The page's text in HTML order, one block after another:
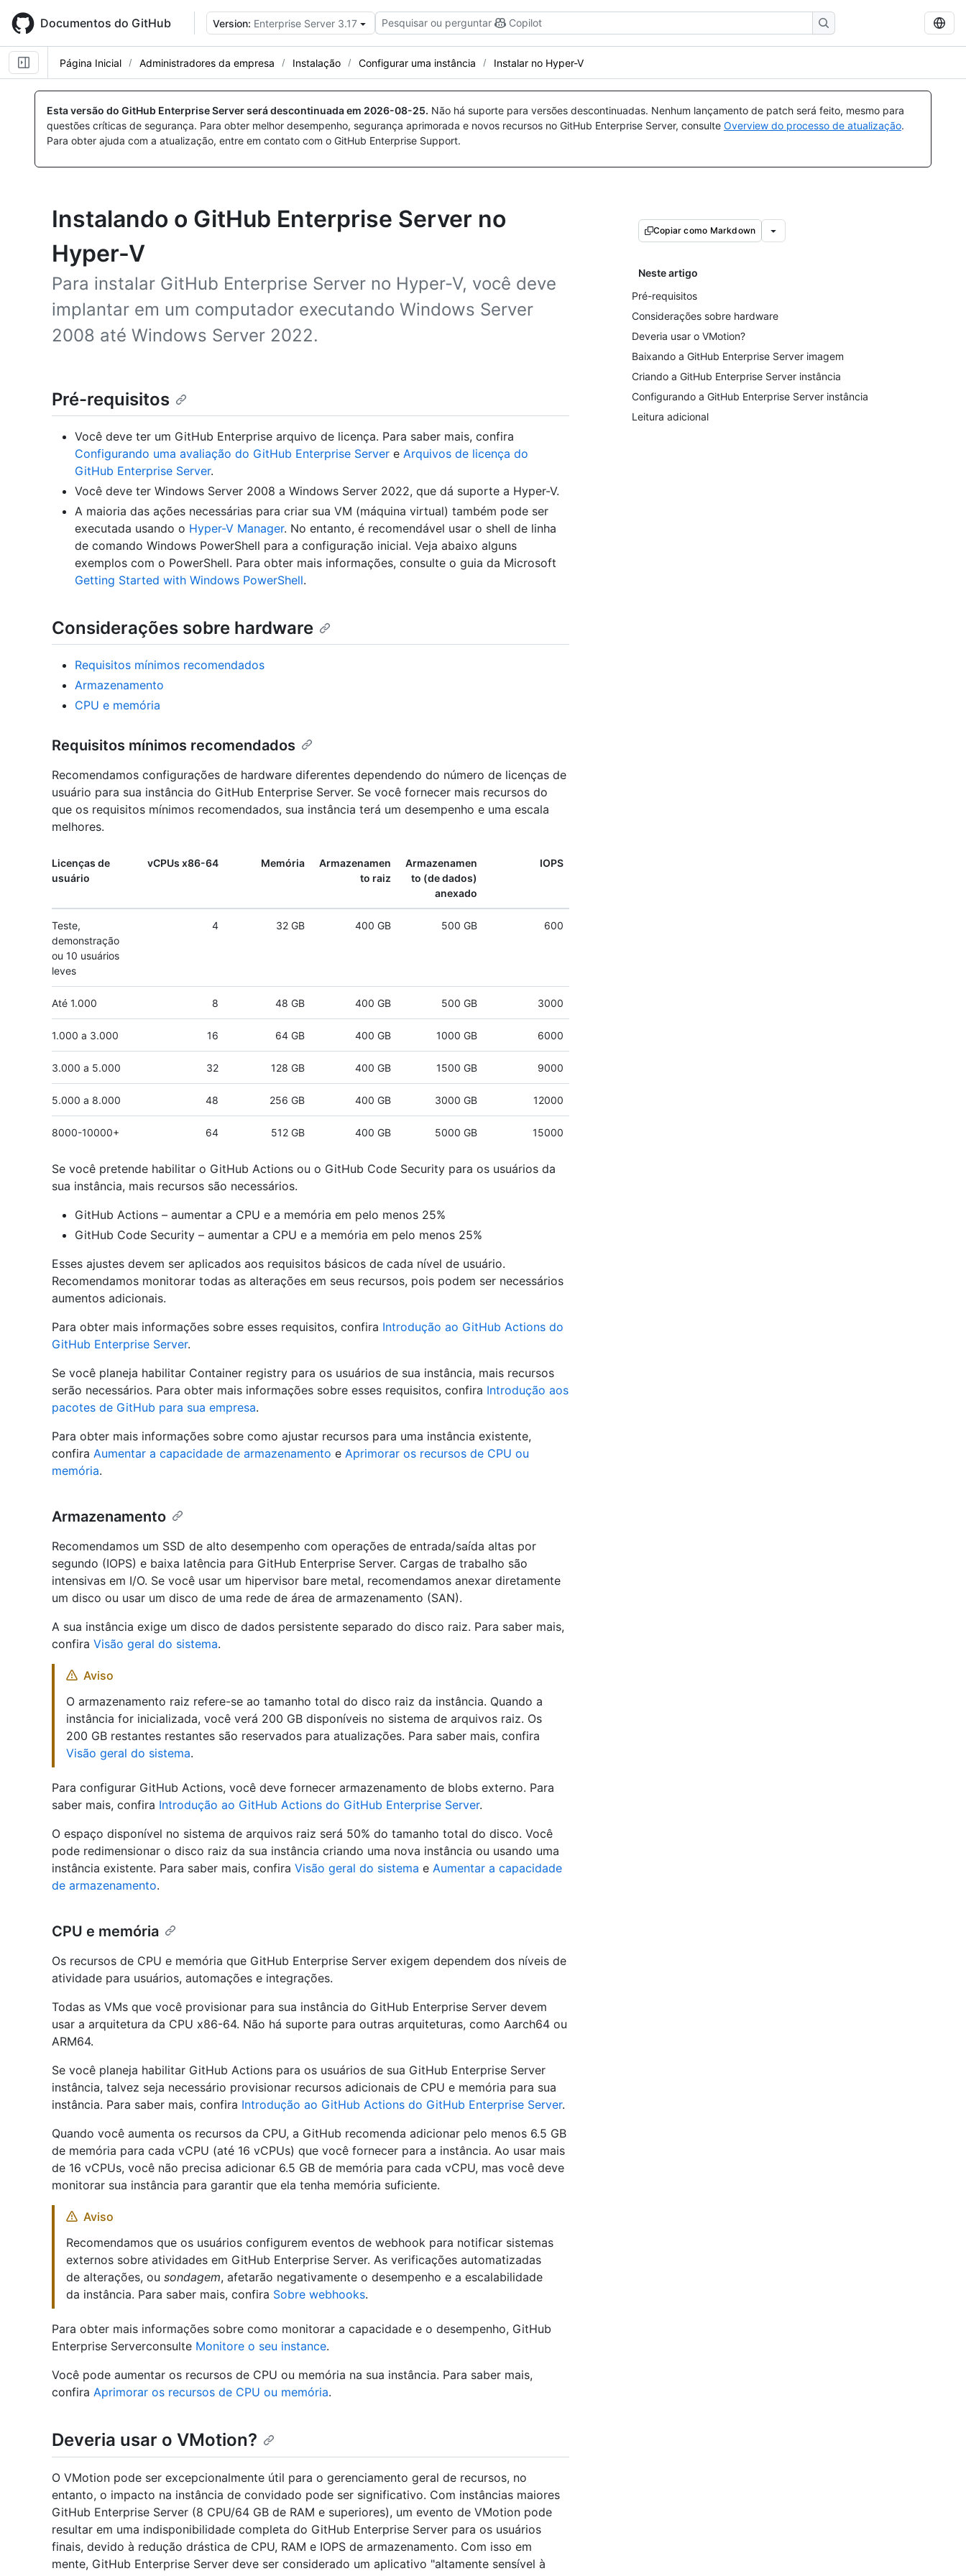
main
content
Documentos do GitHub Version: Enterprise Server 3.17 Pesquisar ou perguntar Copilot
Página Inicial Administradores da empresa Instalação Configurar uma instância Instalar no Hyper-V
Esta versão do GitHub Enterprise Server será descontinuada em 2026-08-25. Não há suporte para versões descontinuadas. Nenhum lançamento de patch será feito, mesmo para
questões críticas de segurança. Para obter melhor desempenho, segurança aprimorada e novos recursos no GitHub Enterprise Server, consulte Overview do processo de atualização.
Para obter ajuda com a atualização, entre em contato com o GitHub Enterprise Support.
Instalando o GitHub Enterprise Server no
Hyper-V
Para instalar GitHub Enterprise Server no Hyper-V, você deve
implantar em um computador executando Windows Server
2008 até Windows Server 2022.
Copiar como Markdown
Neste artigo
Pré-requisitos
Considerações sobre hardware
Deveria usar o VMotion?
Baixando a GitHub Enterprise Server imagem
Criando a GitHub Enterprise Server instância
Configurando a GitHub Enterprise Server instância
Leitura adicional
Pré-requisitos
Você deve ter um GitHub Enterprise arquivo de licença. Para saber mais, confira
Configurando uma avaliação do GitHub Enterprise Server e Arquivos de licença do
GitHub Enterprise Server.
Você deve ter Windows Server 2008 a Windows Server 2022, que dá suporte a Hyper-V.
A maioria das ações necessárias para criar sua VM (máquina virtual) também pode ser
executada usando o Hyper-V Manager. No entanto, é recomendável usar o shell de linha
de comando Windows PowerShell para a configuração inicial. Veja abaixo alguns
exemplos com o PowerShell. Para obter mais informações, consulte o guia da Microsoft
Getting Started with Windows PowerShell.
Considerações sobre hardware
Requisitos mínimos recomendados
Armazenamento
CPU e memória
Requisitos mínimos recomendados
Recomendamos configurações de hardware diferentes dependendo do número de licenças de
usuário para sua instância do GitHub Enterprise Server. Se você fornecer mais recursos do
que os requisitos mínimos recomendados, sua instância terá um desempenho e uma escala
melhores.
Licenças de
usuário
vCPUs x86-64 Memória
Armazenamen
to raiz
Armazenamen
to (de dados)
anexado
IOPS
Teste,
demonstração
ou 10 usuários
leves
4 32 GB 400 GB 500 GB 600
Até 1.000 8 48 GB 400 GB 500 GB 3000
1.000 a 3.000 16 64 GB 400 GB 1000 GB 6000
3.000 a 5.000 32 128 GB 400 GB 1500 GB 9000
5.000 a 8.000 48 256 GB 400 GB 3000 GB 12000
8000-10000+ 64 512 GB 400 GB 5000 GB 15000
Se você pretende habilitar o GitHub Actions ou o GitHub Code Security para os usuários da
sua instância, mais recursos são necessários.
GitHub Actions – aumentar a CPU e a memória em pelo menos 25%
GitHub Code Security – aumentar a CPU e a memória em pelo menos 25%
Esses ajustes devem ser aplicados aos requisitos básicos de cada nível de usuário.
Recomendamos monitorar todas as alterações em seus recursos, pois podem ser necessários
aumentos adicionais.
Para obter mais informações sobre esses requisitos, confira Introdução ao GitHub Actions do
GitHub Enterprise Server.
Se você planeja habilitar Container registry para os usuários de sua instância, mais recursos
serão necessários. Para obter mais informações sobre esses requisitos, confira Introdução aos
pacotes de GitHub para sua empresa.
Para obter mais informações sobre como ajustar recursos para uma instância existente,
confira Aumentar a capacidade de armazenamento e Aprimorar os recursos de CPU ou
memória.
Armazenamento
Recomendamos um SSD de alto desempenho com operações de entrada/saída altas por
segundo (IOPS) e baixa latência para GitHub Enterprise Server. Cargas de trabalho são
intensivas em I/O. Se você usar um hipervisor bare metal, recomendamos anexar diretamente
um disco ou usar um disco de uma rede de área de armazenamento (SAN).
A sua instância exige um disco de dados persistente separado do disco raiz. Para saber mais,
confira Visão geral do sistema.
Aviso
O armazenamento raiz refere-se ao tamanho total do disco raiz da instância. Quando a
instância for inicializada, você verá 200 GB disponíveis no sistema de arquivos raiz. Os
200 GB restantes restantes são reservados para atualizações. Para saber mais, confira
Visão geral do sistema.
Para configurar GitHub Actions, você deve fornecer armazenamento de blobs externo. Para
saber mais, confira Introdução ao GitHub Actions do GitHub Enterprise Server.
O espaço disponível no sistema de arquivos raiz será 50% do tamanho total do disco. Você
pode redimensionar o disco raiz da sua instância criando uma nova instância ou usando uma
instância existente. Para saber mais, confira Visão geral do sistema e Aumentar a capacidade
de armazenamento.
CPU e memória
Os recursos de CPU e memória que GitHub Enterprise Server exigem dependem dos níveis de
atividade para usuários, automações e integrações.
Todas as VMs que você provisionar para sua instância do GitHub Enterprise Server devem
usar a arquitetura da CPU x86-64. Não há suporte para outras arquiteturas, como Aarch64 ou
ARM64.
Se você planeja habilitar GitHub Actions para os usuários de sua GitHub Enterprise Server
instância, talvez seja necessário provisionar recursos adicionais de CPU e memória para sua
instância. Para saber mais, confira Introdução ao GitHub Actions do GitHub Enterprise Server.
Quando você aumenta os recursos da CPU, a GitHub recomenda adicionar pelo menos 6.5 GB
de memória para cada vCPU (até 16 vCPUs) que você fornecer para a instância. Ao usar mais
de 16 vCPUs, você não precisa adicionar 6.5 GB de memória para cada vCPU, mas você deve
monitorar sua instância para garantir que ela tenha memória suficiente.
Aviso
Recomendamos que os usuários configurem eventos de webhook para notificar sistemas
externos sobre atividades em GitHub Enterprise Server. As verificações automatizadas
de alterações, ou sondagem, afetarão negativamente o desempenho e a escalabilidade
da instância. Para saber mais, confira Sobre webhooks.
Para obter mais informações sobre como monitorar a capacidade e o desempenho, GitHub
Enterprise Serverconsulte Monitore o seu instance.
Você pode aumentar os recursos de CPU ou memória na sua instância. Para saber mais,
confira Aprimorar os recursos de CPU ou memória.
Deveria usar o VMotion?
O VMotion pode ser excepcionalmente útil para o gerenciamento geral de recursos, no
entanto, o impacto na instância de convidado pode ser significativo. Com instâncias maiores
GitHub Enterprise Server (8 CPU/64 GB de RAM e superiores), um evento de VMotion pode
resultar em uma indisponibilidade completa do GitHub Enterprise Server para os usuários
finais, devido à redução drástica de CPU, RAM e IOPS de armazenamento. Com isso em
mente, GitHub Enterprise Server deve ser considerado um aplicativo "altamente sensível à